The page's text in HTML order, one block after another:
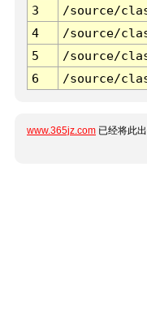
3 /source/
4
/source/
5
/source/
6
/source/
www.365jz.com 已经将此